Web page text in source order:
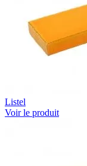
Listel
Voir le produit